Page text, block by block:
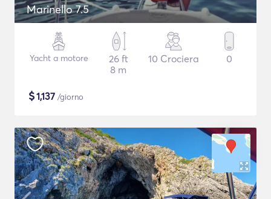
Marinello 7.5
Yacht a motore
26 ft
8 m
10 Crociera 0
$1,137 /giorno